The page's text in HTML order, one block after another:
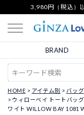
3,980円（税込）
BRAND
HOME アイテム別 バッグ
ウィローベイ トートバッ
ワイト WILLOW BAY 1081